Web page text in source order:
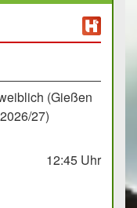
(Gießen
27)
12:45 Uhr